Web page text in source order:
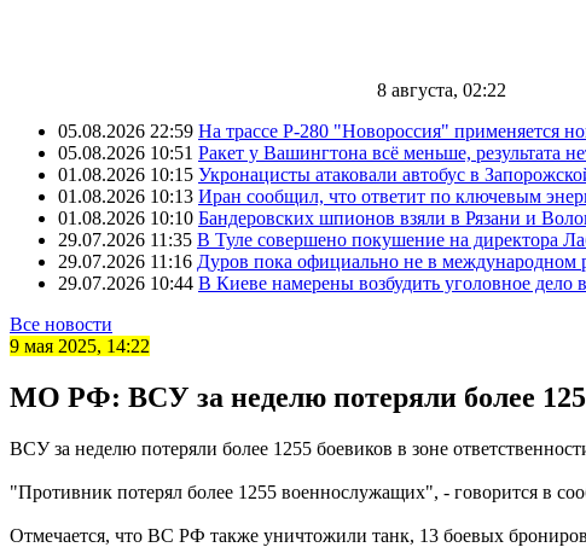
8 августа, 02:22
05.08.2026 22:59 На трассе Р-280 "Новороссия" применяется
05.08.2026 10:51 Ракет у Вашингтона всё меньше, результата
01.08.2026 10:15 Укронацисты атаковали автобус в
01.08.2026 10:13 Иран сообщил, что ответит по ключевым
01.08.2026 10:10 Бандеровских шпионов взяли в Рязани и
29.07.2026 11:35 В Туле совершено покушение на директора
29.07.2026 11:16 Дуров пока официально не в международном
29.07.2026 10:44 В Киеве намерены возбудить уголовное
Все новости
9 мая 2025, 14:22
МО РФ: ВСУ за неделю потеряли более
ВСУ за неделю потеряли более 1255 боевиков в зоне
"Противник потерял более 1255 военнослужащих", - говорится в
Отмечается, что ВС РФ также уничтожили танк, 13 боевых